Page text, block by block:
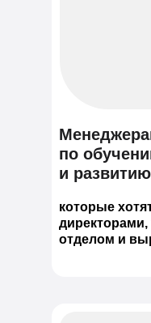
по
и
которые
директорами,
отделом и